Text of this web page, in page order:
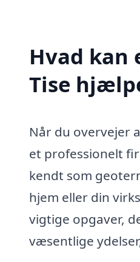
Hvad kan
Tise
Når du overvejer
et professionelt
kendt som
hjem eller din
vigtige opgaver,
væsentlige